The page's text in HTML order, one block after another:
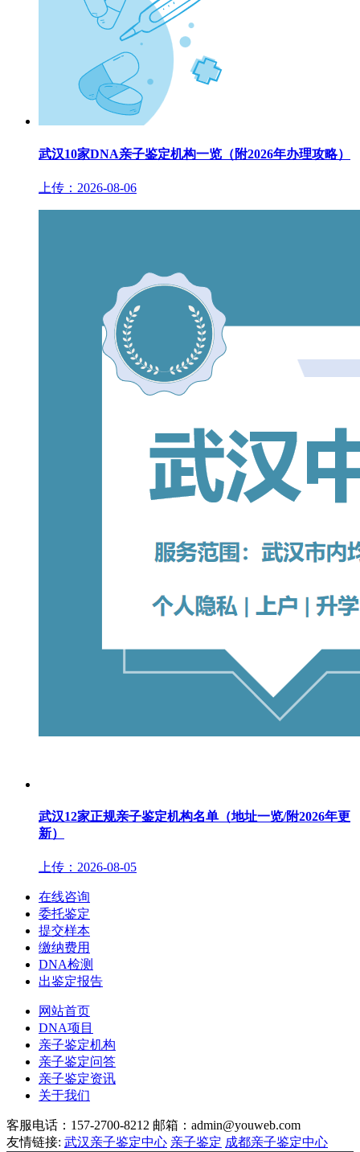
武汉10家DNA亲子鉴定机构一览（附2026年办理攻略）
上传：2026-08-06
武汉12家正规亲子鉴定机构名单（地址一览/附2026年更
新）
上传：2026-08-05
在线咨询
委托鉴定
提交样本
缴纳费用
DNA检测
出鉴定报告
网站首页
DNA项目
亲子鉴定机构
亲子鉴定问答
亲子鉴定资讯
关于我们
客服电话：157-2700-8212 邮箱：admin@youweb.com
友情链接: 武汉亲子鉴定中心 亲子鉴定 成都亲子鉴定中心